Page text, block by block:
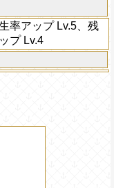
率アップ Lv.5、残
プ Lv.4